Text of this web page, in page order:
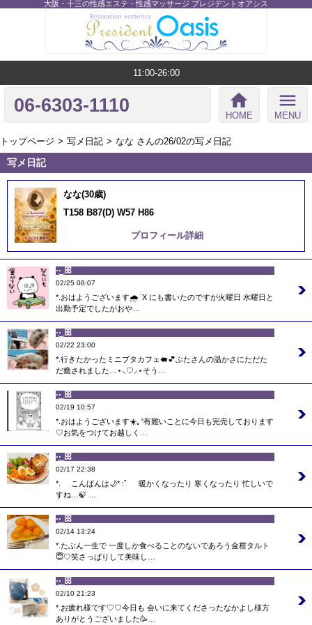
大阪・十三の性感エステ・性感マッサージ プレジデントオアシス
11:00-26:00
06-6303-1110 home
HOME
menu
MENU
トップページ 写メ日記 なな さんの26/02の写メ日記
写メ日記
なな(30歳)
T158 B87(D) W57 H86
プロフィール詳細
·͜· ꕤ︎︎
02/25 08:07
*.おはようございます🌧 ᐝX にも書いたのですが火曜日 水曜日と
出勤予定でしたがおや…
·͜· ꕤ︎︎
02/22 23:00
*.行きたかったミニブタカフェ🐖💕ぶたさんの温かさにただた
だ癒されました…⋆⸜♡⸝‍⋆そう…
·͜· ꕤ︎︎
02/19 10:57
*.おはようございます☀️｡°有難いことに今日も完売しております
♡お気をつけてお越しく…
·͜· ꕤ︎︎
02/17 22:38
*. こんばんは🌙* :ﾟ 暖かくなったり 寒くなったり 忙しいで
すね…🍃 …
·͜· ꕤ︎︎
02/14 13:24
*.たぶん一生で 一度しか食べることのないであろう金柑タルト
😇♡笑さっぱりして美味し…
·͜· ꕤ︎︎
02/10 21:23
*.お疲れ様です♡♡今日も 会いに来てくださったなかよし様方
ありがとうございました🥳…